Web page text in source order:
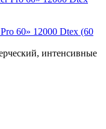
60» 12000 Dtex (60
интенсивные